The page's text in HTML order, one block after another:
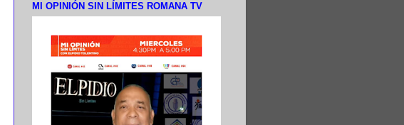
MI OPINIÓN SIN LÍMITES ROMANA TV